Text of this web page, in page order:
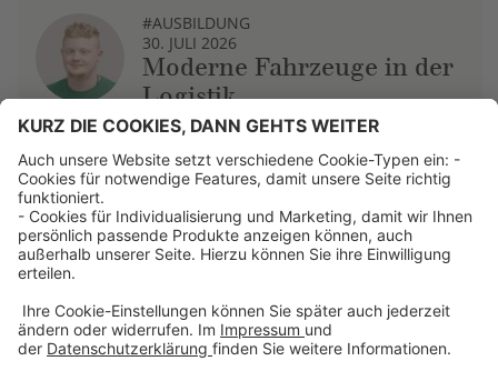
#AUSBILDUNG
30. JULI 2026
Moderne Fahrzeuge in der
Logistik